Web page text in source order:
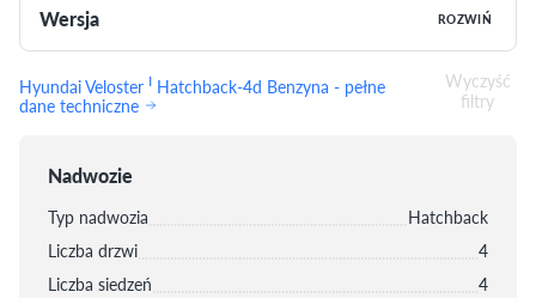
Wersja ROZWIŃ
Hyundai Veloster I Hatchback-4d Benzyna - pełne
dane techniczne
Wyczyść
filtry
Nadwozie
Typ nadwozia
Hatchback
Liczba drzwi
4
Liczba siedzeń
4